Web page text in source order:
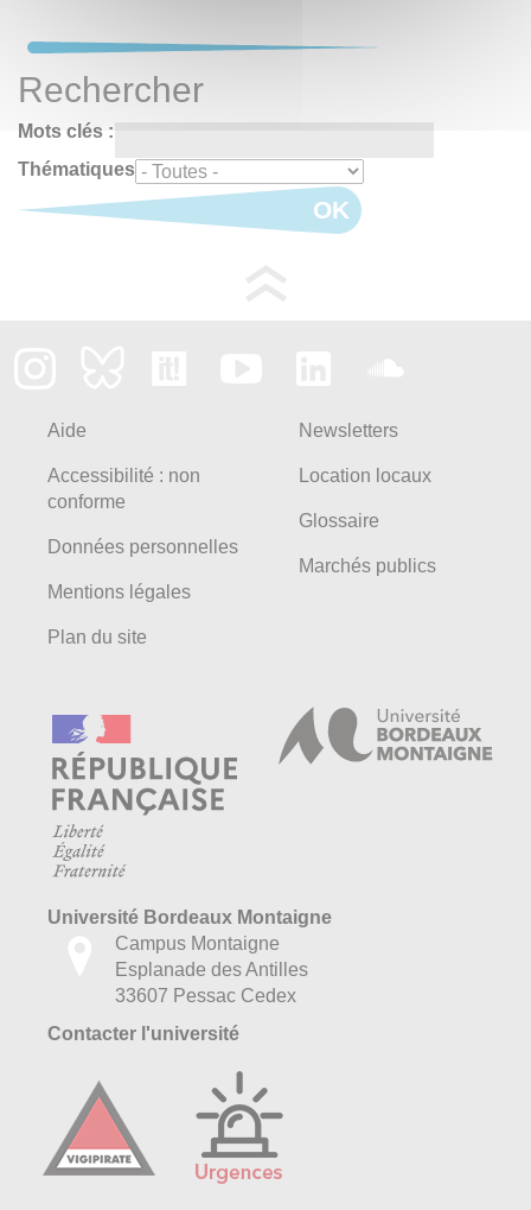
Rechercher
Mots clés :
Thématiques
OK
Aide
Accessibilité : non
conforme
Données personnelles
Mentions légales
Plan du site
Newsletters
Location locaux
Glossaire
Marchés publics
Université Bordeaux Montaigne
Campus Montaigne
Esplanade des Antilles
33607 Pessac Cedex
Contacter l'université